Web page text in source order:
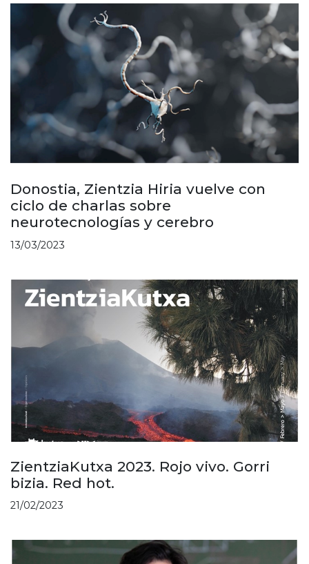
Donostia, Zientzia Hiria vuelve con
ciclo de charlas sobre
neurotecnologías y cerebro
13/03/2023
ZientziaKutxa 2023. Rojo vivo. Gorri
bizia. Red hot.
21/02/2023